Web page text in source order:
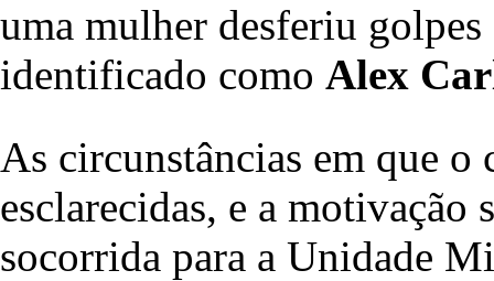
uma mulher desferiu
identificado como Alex
As circunstâncias em que
esclarecidas, e a
socorrida para a Unidade